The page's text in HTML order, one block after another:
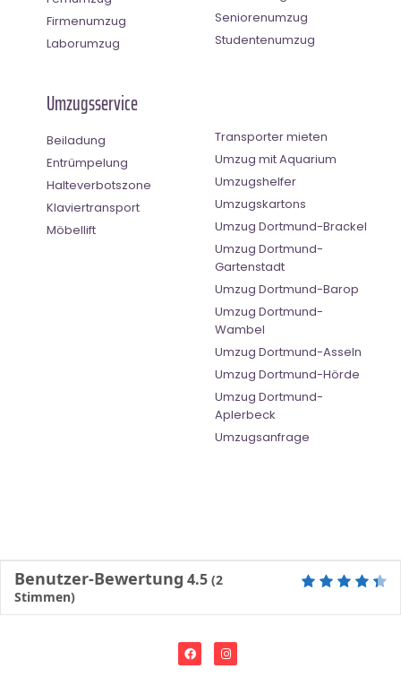
Firmenumzug
Laborumzug
Seniorenumzug
Studentenumzug
Umzugsservice
Beiladung
Entrümpelung
Halteverbotszone
Klaviertransport
Möbellift
Transporter mieten
Umzug mit Aquarium
Umzugshelfer
Umzugskartons
Umzug Dortmund-Brackel
Umzug Dortmund-
Gartenstadt
Umzug Dortmund-Barop
Umzug Dortmund-
Wambel
Umzug Dortmund-Asseln
Umzug Dortmund-Hörde
Umzug Dortmund-
Aplerbeck
Umzugsanfrage
Benutzer-Bewertung 4.5 (2
Stimmen)